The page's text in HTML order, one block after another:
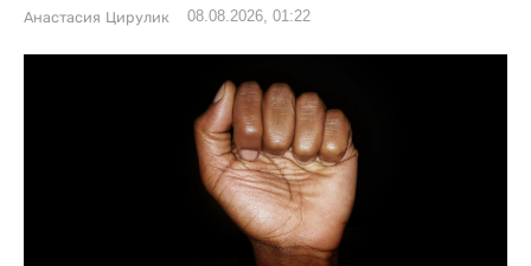
Анастасия Цирулик 08.08.2026, 01:22